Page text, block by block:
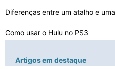
Diferenças entre um atalho e
Como usar o Hulu no PS3
Artigos em destaque